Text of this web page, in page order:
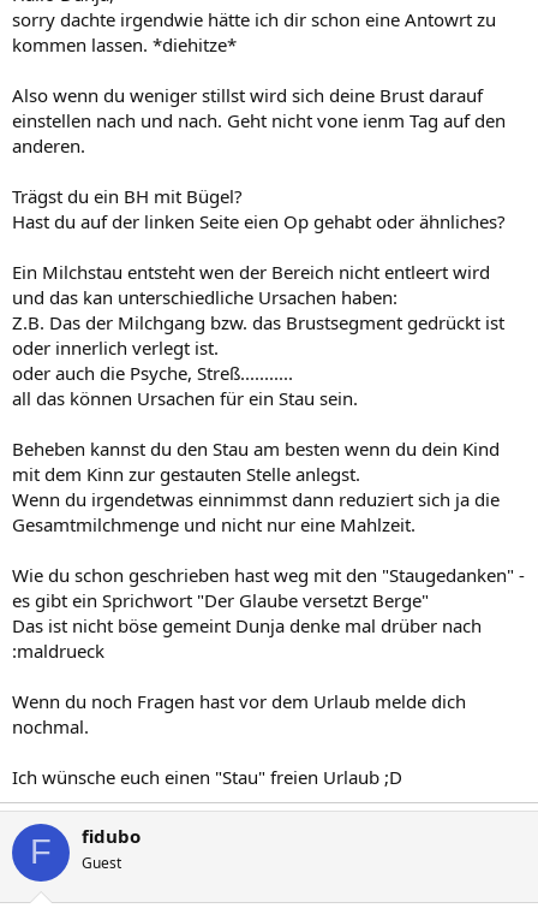
sorry dachte irgendwie hätte ich dir schon eine Antowrt zu
kommen lassen. *diehitze*
Also wenn du weniger stillst wird sich deine Brust darauf
einstellen nach und nach. Geht nicht vone ienm Tag auf den
anderen.
Trägst du ein BH mit Bügel?
Hast du auf der linken Seite eien Op gehabt oder ähnliches?
Ein Milchstau entsteht wen der Bereich nicht entleert wird
und das kan unterschiedliche Ursachen haben:
Z.B. Das der Milchgang bzw. das Brustsegment gedrückt ist
oder innerlich verlegt ist.
oder auch die Psyche, Streß...........
all das können Ursachen für ein Stau sein.
Beheben kannst du den Stau am besten wenn du dein Kind
mit dem Kinn zur gestauten Stelle anlegst.
Wenn du irgendetwas einnimmst dann reduziert sich ja die
Gesamtmilchmenge und nicht nur eine Mahlzeit.
Wie du schon geschrieben hast weg mit den "Staugedanken" -
es gibt ein Sprichwort "Der Glaube versetzt Berge"
Das ist nicht böse gemeint Dunja denke mal drüber nach
:maldrueck
Wenn du noch Fragen hast vor dem Urlaub melde dich
nochmal.
Ich wünsche euch einen "Stau" freien Urlaub ;D
F fidubo
Guest